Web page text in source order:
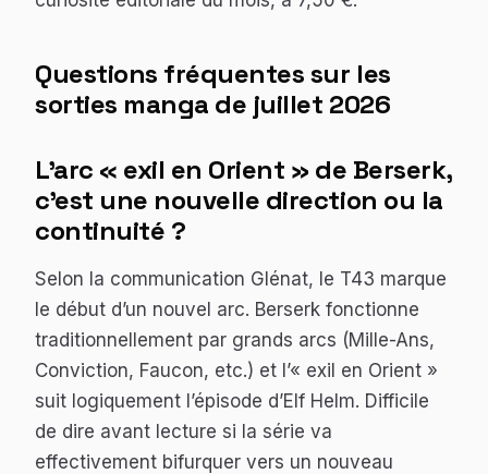
Questions fréquentes sur les
sorties manga de juillet 2026
L’arc « exil en Orient » de Berserk,
c’est une nouvelle direction ou la
continuité ?
Selon la communication Glénat, le T43 marque
le début d’un nouvel arc. Berserk fonctionne
traditionnellement par grands arcs (Mille-Ans,
Conviction, Faucon, etc.) et l’« exil en Orient »
suit logiquement l’épisode d’Elf Helm. Difficile
de dire avant lecture si la série va
effectivement bifurquer vers un nouveau